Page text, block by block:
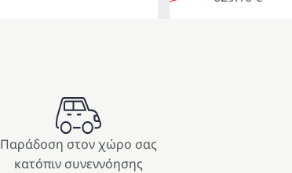
Παράδοση στον χώρο σας
κατόπιν συνεννόησης